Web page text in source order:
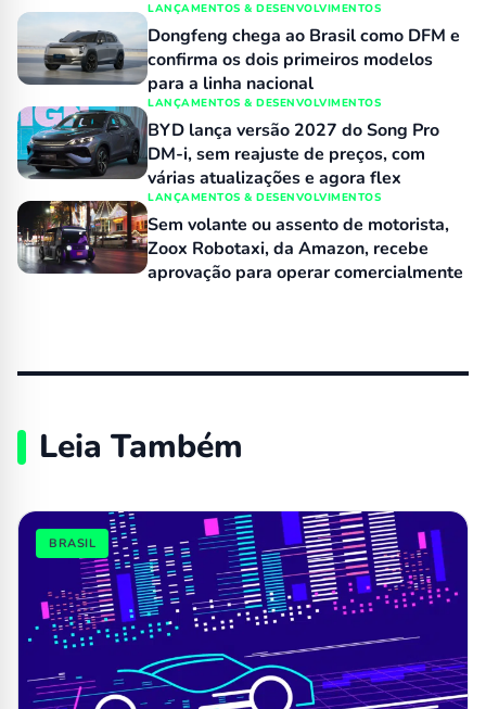
número 1 no varejo
LANÇAMENTOS & DESENVOLVIMENTOS
Dongfeng chega ao Brasil como DFM e
confirma os dois primeiros modelos
para a linha nacional
LANÇAMENTOS & DESENVOLVIMENTOS
BYD lança versão 2027 do Song Pro
DM-i, sem reajuste de preços, com
várias atualizações e agora flex
LANÇAMENTOS & DESENVOLVIMENTOS
Sem volante ou assento de motorista,
Zoox Robotaxi, da Amazon, recebe
aprovação para operar comercialmente
Leia Também
BRASIL